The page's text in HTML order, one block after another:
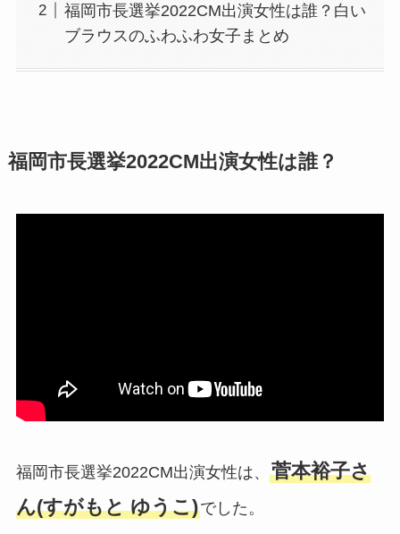
福岡市長選挙2022CM出演女性は誰？白い
ブラウスのふわふわ女子まとめ
福岡市長選挙2022CM出演女性は誰？
福岡市長選挙2022CM出演女性は、 菅本裕子さ
ん(すがもと ゆうこ)でした。